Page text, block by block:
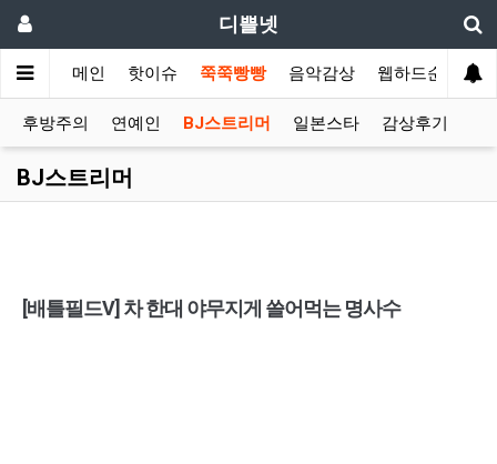
디쁠넷
메인 핫이슈 쭉쭉빵빵 음악감상 웹하드순위
후방주의 연예인 BJ스트리머 일본스타 감상후기
BJ스트리머
[배틀필드V] 차 한대 야무지게 쓸어먹는 명사수